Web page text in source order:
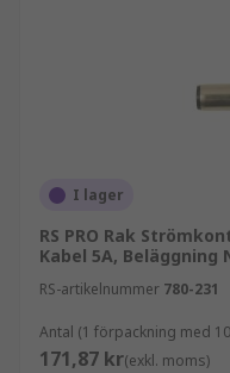
I lager
RS PRO Rak
Kabel 5A, Beläggning
RS-artikelnummer 780-231
Antal (1 förpackning med
171,87 kr(exkl. moms)